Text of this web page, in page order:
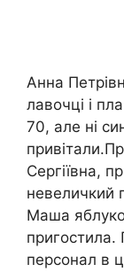
Анна
лавочці і
70, але ні
Сергіївна,
невеличкий
Маша
пригостила.
персонал в